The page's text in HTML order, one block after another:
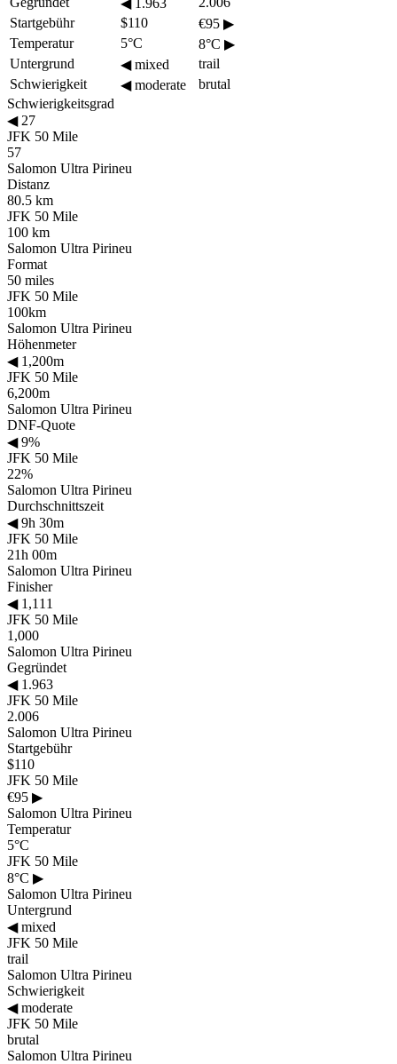
Startgebühr
$110 €95 ▶
Temperatur
5°C 8°C ▶
Untergrund
◀mixed
trail
Schwierigkeit
◀moderate
brutal
Schwierigkeitsgrad
◀27
JFK 50 Mile
57
Salomon Ultra Pirineu
Distanz
80.5 km
JFK 50 Mile
100 km
Salomon Ultra Pirineu
Format
50 miles
JFK 50 Mile
100km
Salomon Ultra Pirineu
Höhenmeter
◀1,200m
JFK 50 Mile
6,200m
Salomon Ultra Pirineu
DNF-Quote
◀9%
JFK 50 Mile
22%
Salomon Ultra Pirineu
Durchschnittszeit
◀9h 30m
JFK 50 Mile
21h 00m
Salomon Ultra Pirineu
Finisher
◀1,111
JFK 50 Mile
1,000
Salomon Ultra Pirineu
Gegründet
◀1.963
JFK 50 Mile
2.006
Salomon Ultra Pirineu
Startgebühr
$110
JFK 50 Mile
€95 ▶
Salomon Ultra Pirineu
Temperatur
5°C
JFK 50 Mile
8°C ▶
Salomon Ultra Pirineu
Untergrund
◀mixed
JFK 50 Mile
trail
Salomon Ultra Pirineu
Schwierigkeit
◀moderate
JFK 50 Mile
brutal
Salomon Ultra Pirineu